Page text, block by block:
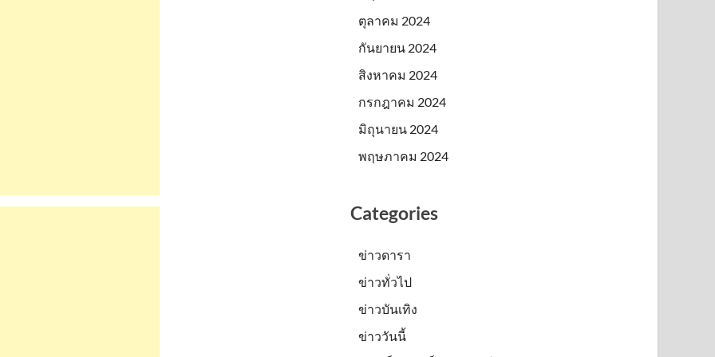
ตุลาคม 2024
กันยายน 2024
สิงหาคม 2024
กรกฎาคม 2024
มิถุนายน 2024
พฤษภาคม 2024
Categories
ข่าวดารา
ข่าวทั่วไป
ข่าวบันเทิง
ข่าววันนี้